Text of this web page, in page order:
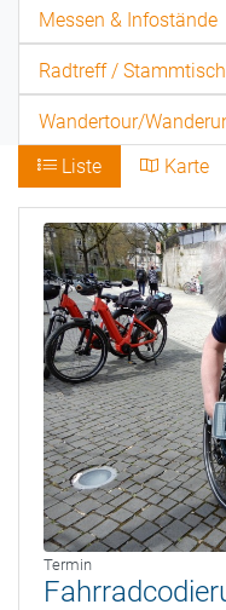
Messen & Infostände
Radtreff /
Wandertour/
Liste
Karte
Termin